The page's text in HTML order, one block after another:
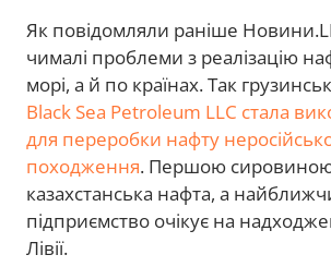
Як повідомляли раніше
чималі проблеми з реалізацію
морі, а й по країнах. Так
Black Sea Petroleum LLC стала
для переробки нафту
походження. Першою сировиною
казахстанська нафта, а
підприємство очікує на
Лівії.